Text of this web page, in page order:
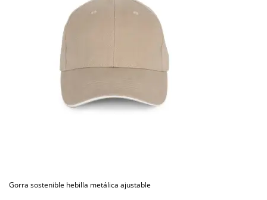
Gorra sostenible hebilla metálica ajustable